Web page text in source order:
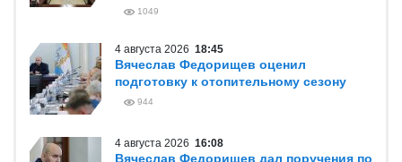
1049
4 августа 2026 18:45
Вячеслав Федорищев оценил
подготовку к отопительному сезону
944
4 августа 2026 16:08
Вячеслав Федорищев дал поручения по